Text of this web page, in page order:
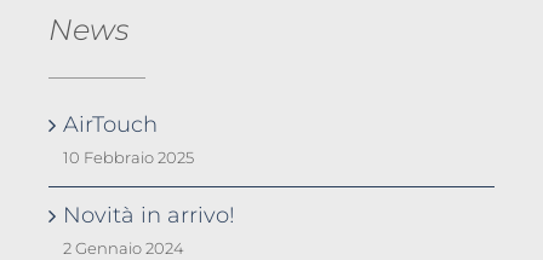
News
AirTouch
10 Febbraio 2025
Novità in arrivo!
2 Gennaio 2024